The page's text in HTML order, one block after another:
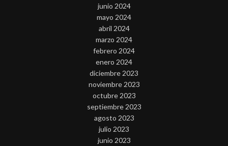
junio 2024
mayo 2024
abril 2024
marzo 2024
febrero 2024
enero 2024
diciembre 2023
noviembre 2023
octubre 2023
septiembre 2023
agosto 2023
julio 2023
junio 2023